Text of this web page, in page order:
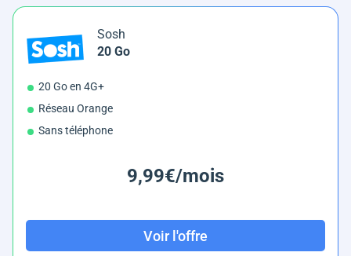
Sosh
20 Go
20 Go en 4G+
Réseau Orange
Sans téléphone
9,99€/mois
Voir l'offre